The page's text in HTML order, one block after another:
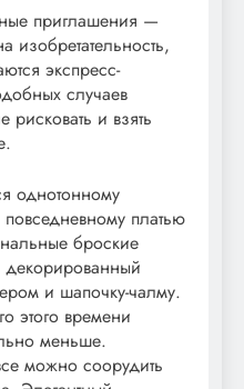
приглашения —
изобретательность,
экспресс-
случаев
и взять
однотонному
платью
броские
декорированный
и шапочку-чалму.
этого времени
меньше.
можно соорудить